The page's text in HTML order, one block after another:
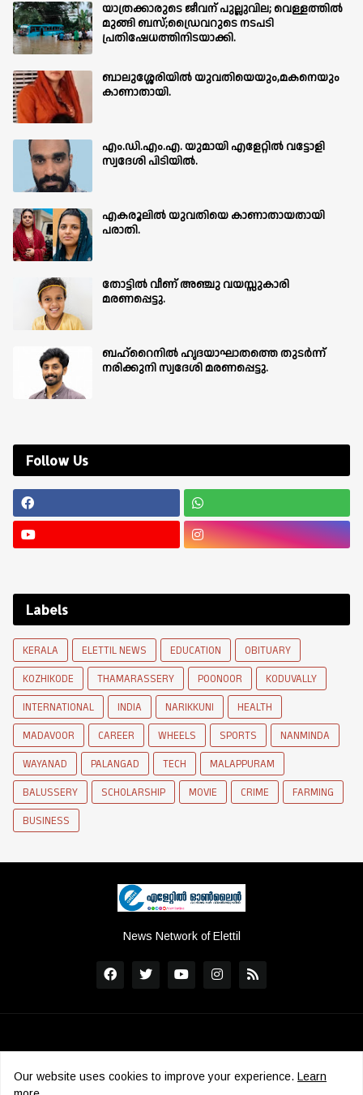
യാത്രക്കാരുടെ ജീവന് പുല്ലുവില; വെള്ളത്തിൽ
മുങ്ങി ബസ്;ഡ്രൈവറുടെ നടപടി
പ്രതിഷേധത്തിനിടയാക്കി.
ബാലുശ്ശേരിയില്‍ യുവതിയെയും,മകനെയും
കാണാതായി.
എം.ഡി.എം.എ. യുമായി എളേറ്റിൽ വട്ടോളി
സ്വദേശി പിടിയിൽ.
എകരൂലിൽ യുവതിയെ കാണാതായതായി
പരാതി.
തോട്ടിൽ വീണ് അഞ്ചു വയസ്സുകാരി
മരണപ്പെട്ടു.
ബഹ്‌റൈനിൽ ഹൃദയാഘാതത്തെ തുടർന്ന്
നരിക്കുനി സ്വദേശി മരണപ്പെട്ടു.
Follow Us
Labels
KERALA ELETTIL NEWS EDUCATION
OBITUARY
KOZHIKODE
THAMARASSERY POONOOR
KODUVALLY
INTERNATIONAL
INDIA NARIKKUNI
HEALTH
MADAVOOR
CAREER WHEELS SPORTS
NANMINDA
WAYANAD
PALANGAD TECH
MALAPPURAM
BALUSSERY
SCHOLARSHIP MOVIE CRIME
FARMING
BUSINESS
News Network of Elettil
Our website uses cookies to improve your experience. Learn